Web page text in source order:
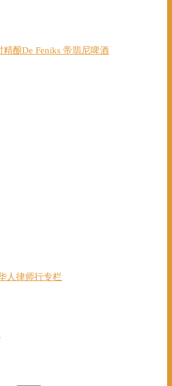
精酿De Feniks 帝翡尼啤酒
人律师行专栏